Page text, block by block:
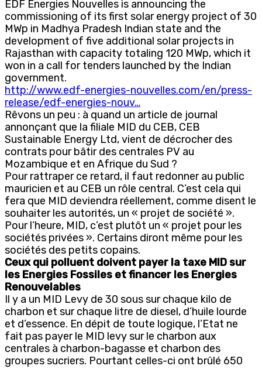
EDF Energies Nouvelles is announcing the
commissioning of its first solar energy project of 30
MWp in Madhya Pradesh Indian state and the
development of five additional solar projects in
Rajasthan with capacity totaling 120 MWp, which it
won in a call for tenders launched by the Indian
government.
http://www.edf-energies-nouvelles.com/en/press-
release/edf-energies-nouv…
Rêvons un peu : à quand un article de journal
annonçant que la filiale MID du CEB, CEB
Sustainable Energy Ltd, vient de décrocher des
contrats pour bâtir des centrales PV au
Mozambique et en Afrique du Sud ?
Pour rattraper ce retard, il faut redonner au public
mauricien et au CEB un rôle central. C’est cela qui
fera que MID deviendra réellement, comme disent le
souhaiter les autorités, un « projet de société ».
Pour l’heure, MID, c’est plutôt un « projet pour les
sociétés privées ». Certains diront même pour les
sociétés des petits copains.
Ceux qui polluent doivent payer la taxe MID sur
les Energies Fossiles et financer les Energies
Renouvelables
Il y a un MID Levy de 30 sous sur chaque kilo de
charbon et sur chaque litre de diesel, d’huile lourde
et d’essence. En dépit de toute logique, l’Etat ne
fait pas payer le MID levy sur le charbon aux
centrales à charbon-bagasse et charbon des
groupes sucriers. Pourtant celles-ci ont brûlé 650